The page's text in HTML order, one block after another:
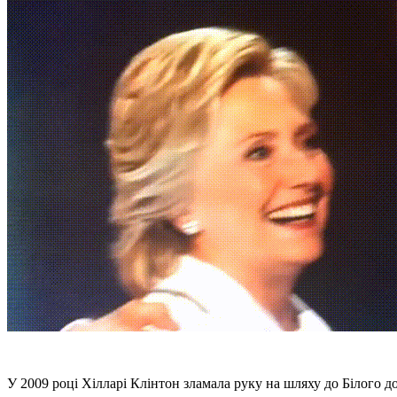
У 2009 році Хілларі Клінтон зламала руку на шляху до Білого